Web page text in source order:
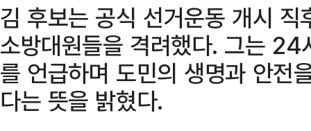
김 후보는 공식 선거운동 개시
소방대원들을 격려했다. 그는
를 언급하며 도민의 생명과 안전
다는 뜻을 밝혔다.